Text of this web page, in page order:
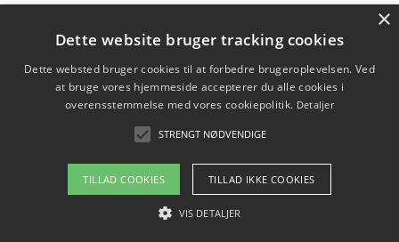
Sådan får du hjælp til en hjemmeside uden binding
Copyright 2026 - Pilanto Aps
Om / kontakt
Blog Betingelser
×
Dette website bruger tracking cookies
Dette websted bruger cookies til at forbedre brugeroplevelsen. Ved
at bruge vores hjemmeside accepterer du alle cookies i
overensstemmelse med vores cookiepolitik. Detaljer
STRENGT NØDVENDIGE
TILLAD COOKIES TILLAD IKKE COOKIES
VIS DETALJER